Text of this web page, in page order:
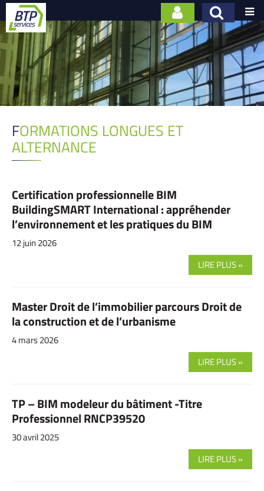

FORMATIONS LONGUES ET
ALTERNANCE
Certification professionnelle BIM
BuildingSMART International : appréhender
l’environnement et les pratiques du BIM
12 juin 2026
LIRE PLUS »
Master Droit de l’immobilier parcours Droit de
la construction et de l’urbanisme
4 mars 2026
LIRE PLUS »
TP – BIM modeleur du bâtiment -Titre
Professionnel RNCP39520
30 avril 2025
LIRE PLUS »